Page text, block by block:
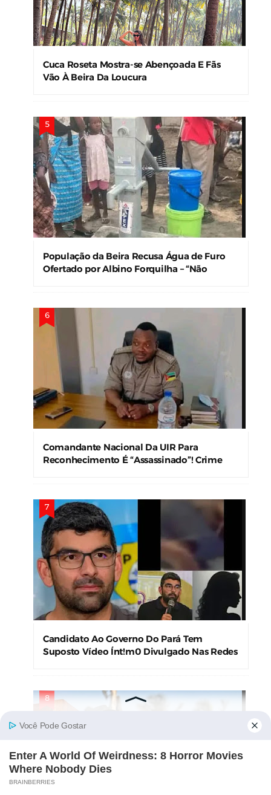
Cuca Roseta Mostra-se Abençoada E Fãs
Vão À Beira Da Loucura
População da Beira Recusa Água de Furo
Ofertado por Albino Forquilha – “Não
Comandante Nacional Da UIR Para
Reconhecimento É “Assassinado”! Crime
Candidato Ao Governo Do Pará Tem
Suposto Vídeo Ínt!m0 Divulgado Nas Redes